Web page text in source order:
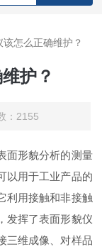
该怎么正确维护？
护？
：2155
面形貌分析的测量
以用于工业产品的
利用接触和非接触
发挥了表面形貌仪
三维成像、对样品